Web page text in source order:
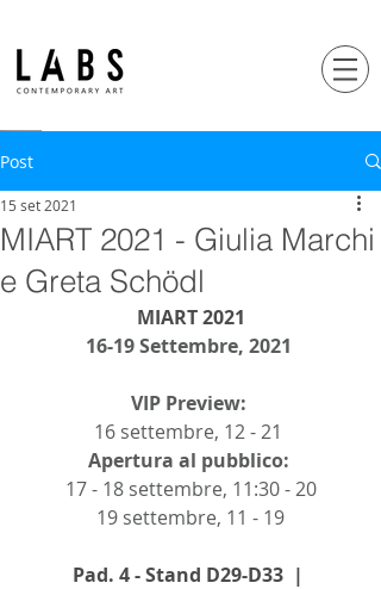
Post
MIART 2021 - Giulia Marchi
e Greta Schödl
15 set 2021
MIART 2021
16-19 Settembre, 2021
VIP Preview:
16 settembre, 12 - 21
Apertura al pubblico:
17 - 18 settembre, 11:30 - 20
19 settembre, 11 - 19
Pad. 4 - Stand D29-D33  |